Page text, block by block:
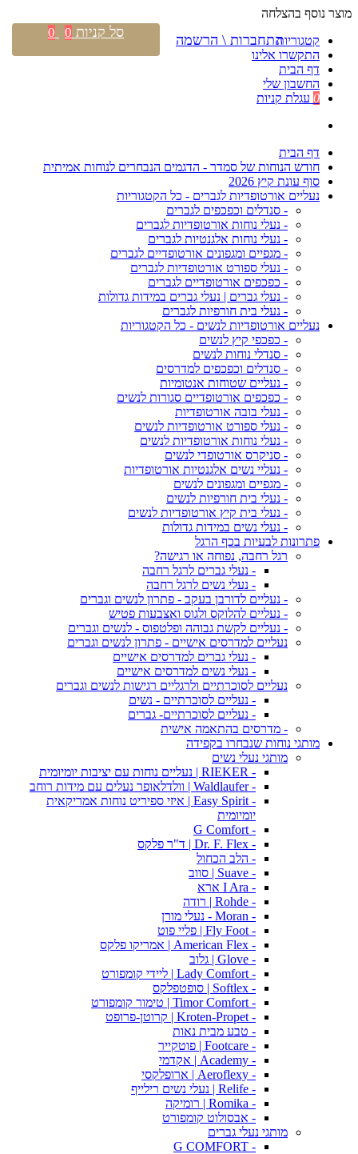
מוצר נוסף בהצלחה
קטגוריות
התקשרו אלינו
דף הבית
החשבון שלי
0 עגלת קניות
דף הבית
חודש הנוחות של סמדר - הדגמים הנבחרים לנוחות אמיתית
סוף עונת קיץ 2026
נעליים אורטופדיות לגברים - כל הקטגוריות
- סנדלים וכפכפים לגברים
- נעלי נוחות אורטופדיות לגברים
- נעלי נוחות אלגנטיות לגברים
- מגפיים ומגפונים אורטופדיים לגברים
- נעלי ספורט אורטופדיות לגברים
- כפכפים אורטופדיים לגברים
- נעלי גברים | נעלי גברים במידות גדולות
- נעלי בית חורפיות לגברים
נעליים אורטופדיות לנשים - כל הקטגוריות
- כפכפי קיץ לנשים
- סנדלי נוחות לנשים
- סנדלים וכפכפים למדרסים
- נעליים שטוחות אנטומיות
- כפכפים אורטופדיים סגורות לנשים
- נעלי בובה אורטופדיות
- נעלי ספורט אורטופדיות לנשים
- נעלי נוחות אורטופדיות לנשים
- סניקרס אורטופדי לנשים
- נעליי נשים אלגנטיות אורטופדיות
- מגפיים ומגפונים לנשים
- נעלי בית חורפיות לנשים
- נעלי בית קיץ אורטופדיות לנשים
- נעלי נשים במידות גדולות
פתרונות לבעיות בכף הרגל
רגל רחבה, נפוחה או רגישה?
- נעלי גברים לרגל רחבה
- נעלי נשים לרגל רחבה
- נעליים לדורבן בעקב - פתרון לנשים וגברים
- נעליים להלוקס ולגוס ואצבעות פטיש
- נעליים לקשת גבוהה ופלטפוס - לנשים וגברים
נעליים למדרסים אישיים - פתרון לנשים וגברים
- נעלי גברים למדרסים אישיים
- נעלי נשים למדרסים אישיים
נעליים לסוכרתיים ולרגליים רגישות לנשים וגברים
- נעליים לסוכרתיים - נשים
- נעליים לסוכרתיים- גברים
- מדרסים בהתאמה אישית
מותגי נוחות שנבחרו בקפידה
מותגי נעלי נשים
- RIEKER | נעליים נוחות עם יציבות יומיומית
- Waldlaufer | וולדלאופר נעלים עם מידות רוחב
- Easy Spirit | איזי ספיריט נוחות אמריקאית
יומיומית
- G Comfort
- Dr. F. Flex | ד"ר פלקס
- הלב הכחול
- Suave | סווב
- I Ara ארא
- Rohde | רודה
- Moran - נעלי מורן
- Fly Foot | פליי פוט
- American Flex | אמריקו פלקס
- Glove | גלוב
- Lady Comfort | ליידי קומפורט
- Softlex | סופטפלקס
- Timor Comfort | טימור קומפורט
- Kroten-Propet | קרוטן-פרופט
- טבע מבית נאות
- Footcare | פוטקייר
- Academy | אקדמי
- Aeroflexy | ארופלקסי
- Relife | נעלי נשים רילייף
- Romika | רומיקה
- אבסולוט קומפורט
מותגי נעלי גברים
- G COMFORT
התחברות \ הרשמה סל קניות 0
0